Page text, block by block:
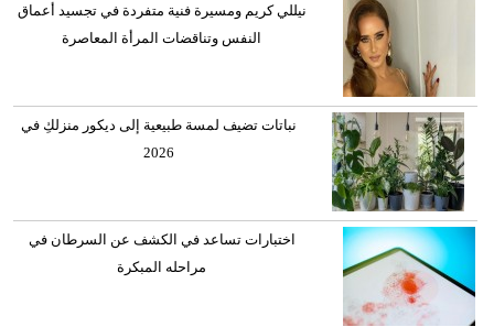
نيللي كريم ومسيرة فنية متفردة في تجسيد أعماق
النفس وتناقضات المرأة المعاصرة
نباتات تضيف لمسة طبيعية إلى ديكور منزلكِ في
2026
اختبارات تساعد في الكشف عن السرطان في
مراحله المبكرة